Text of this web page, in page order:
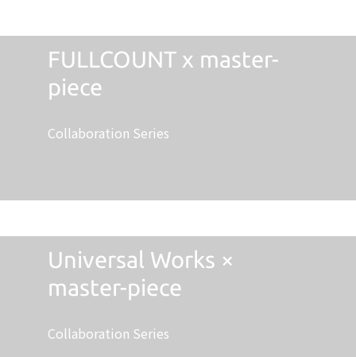
FULLCOUNT x master-
piece
Collaboration Series
Universal Works ×
master-piece
Collaboration Series